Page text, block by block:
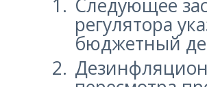
Следующее
регулятора
бюджетный